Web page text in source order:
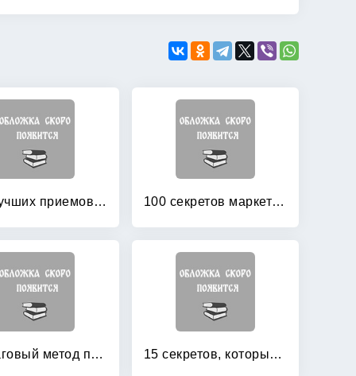
100 лучших приемов презентации товара 100 секретов маркетинга без затрат
12-шаговый метод продать что угодно кому угодно 15 секретов, которые должен знать каждый сетевик